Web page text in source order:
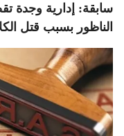
سابقة: إدارية وجدة
الناظور بسبب قتل